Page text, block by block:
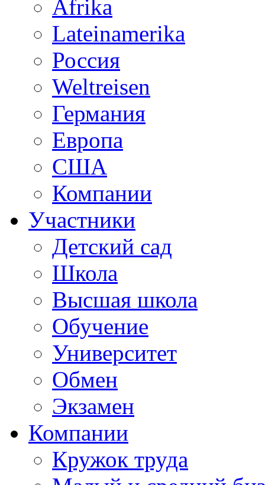
Afrika
Lateinamerika
Россия
Weltreisen
Германия
Европа
США
Компании
Участники
Детский сад
Школа
Высшая школа
Обучение
Университет
Обмен
Экзамен
Компании
Кружок труда